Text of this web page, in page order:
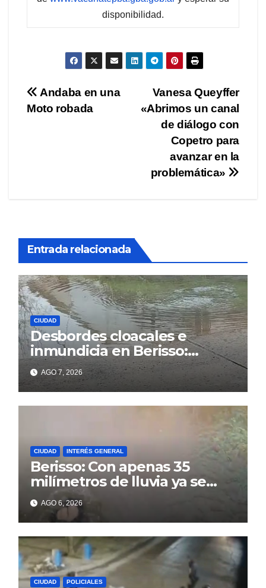
disponibilidad.
Navegación
Vanesa Queyffer
«Abrimos un canal
de diálogo con
Copetro para
avanzar en la
problemática»
Andaba en una
Moto robada
Entrada relacionada
CIUDAD
Desbordes cloacales e
inmundicia en Berisso:
colapso de la red en la calle
14AGO 7, 2026
CIUDAD INTERÉS GENERAL
Berisso: Con apenas 35
milímetros de lluvia ya se
sienten los problemas
AGO 6, 2026
CIUDAD POLICIALES